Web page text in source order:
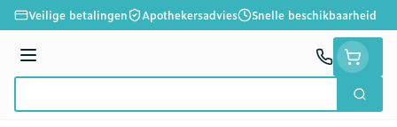
Ga naar de inhoud
Veilige betalingen Apothekersadvies Snelle beschikbaarheid
Menu
Zoek